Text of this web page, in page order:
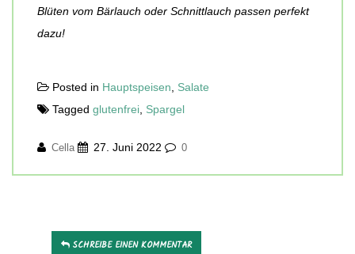
Blüten vom Bärlauch oder Schnittlauch passen perfekt
dazu!
Posted in Hauptspeisen
Salate
Tagged glutenfrei Spargel
Cella 27. Juni 2022 0
SCHREIBE EINEN KOMMENTAR